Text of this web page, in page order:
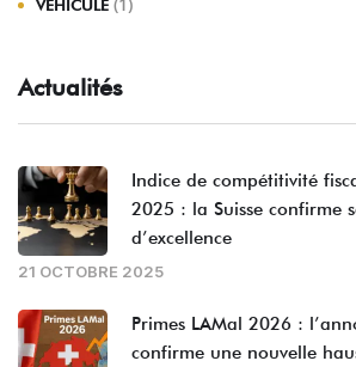
VEHICULE
Actualités
Indice de compétitivité
2025 : la Suisse confirme
d’excellence
21 OCTOBRE 2025
Primes LAMal 2026 :
confirme une nouvelle